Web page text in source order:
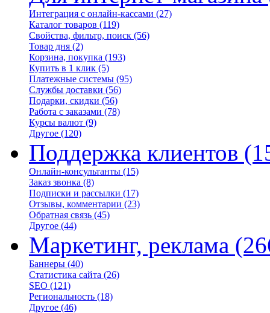
Интеграция с онлайн-кассами (27)
Каталог товаров (119)
Свойства, фильтр, поиск (56)
Товар дня (2)
Корзина, покупка (193)
Купить в 1 клик (5)
Платежные системы (95)
Службы доставки (56)
Подарки, скидки (56)
Работа с заказами (78)
Курсы валют (9)
Другое (120)
Поддержка клиентов
Онлайн-консультанты (15)
Заказ звонка (8)
Подписки и рассылки (17)
Отзывы, комментарии (23)
Обратная связь (45)
Другое (44)
Маркетинг, реклама
Баннеры (40)
Статистика сайта (26)
SEO (121)
Региональность (18)
Другое (46)